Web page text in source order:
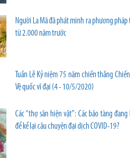
Người La Mã đã phát minh ra phương pháp
từ 2.000 năm trước
Tuần Lễ Kỷ niệm 75 năm chiến thắng
Vệ quốc vĩ đại (4 - 10/5/2020)
Các “thợ săn hiện vật”: Các bảo tàng
để kể lại câu chuyện đại dịch COVID-19?